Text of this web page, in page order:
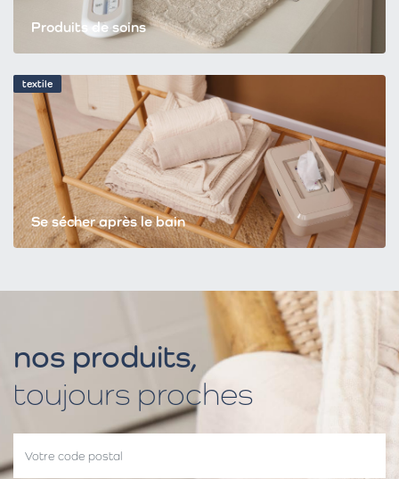
Produits de soins
textile
Se sécher après le bain
nos produits,
toujours proches